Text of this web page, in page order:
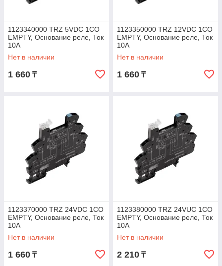
1123340000 TRZ 5VDC 1CO
EMPTY, Основание реле, Ток
10A
Нет в наличии
1 660 ₸
1123350000 TRZ 12VDC 1CO
EMPTY, Основание реле, Ток
10A
Нет в наличии
1 660 ₸
1123370000 TRZ 24VDC 1CO
EMPTY, Основание реле, Ток
10A
Нет в наличии
1 660 ₸
1123380000 TRZ 24VUC 1CO
EMPTY, Основание реле, Ток
10A
Нет в наличии
2 210 ₸